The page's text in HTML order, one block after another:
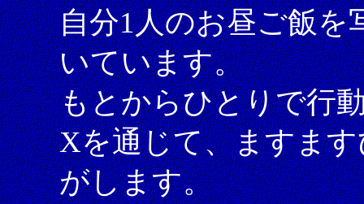
自分1人のお昼ご飯を
いています。
もとからひとりで行
Xを通じて、ますま
がします。